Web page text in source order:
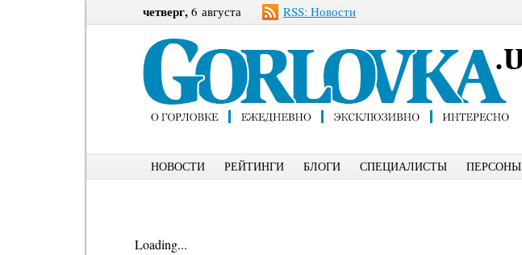
четверг, 6 августа RSS: Новости
НОВОСТИ РЕЙТИНГИ БЛОГИ СПЕЦИАЛИСТЫ ПЕРСОНЫ
Loading...